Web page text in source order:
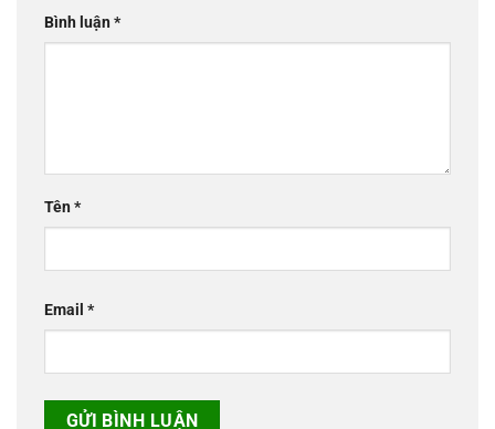
Bình luận*
Tên*
Email *